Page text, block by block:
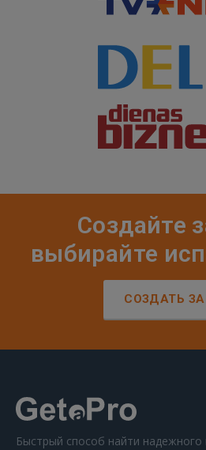
Создайте
выбирайте
СОЗДАТЬ
Быстрый способ найти